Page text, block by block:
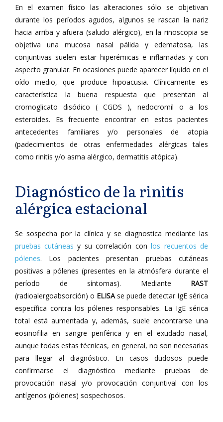
En el examen físico las alteraciones sólo se objetivan
durante los períodos agudos, algunos se rascan la nariz
hacia arriba y afuera (saludo alérgico), en la rinoscopia se
objetiva una mucosa nasal pálida y edematosa, las
conjuntivas suelen estar hiperémicas e inflamadas y con
aspecto granular. En ocasiones puede aparecer líquido en el
oído medio, que produce hipoacusia. Clínicamente es
característica la buena respuesta que presentan al
cromoglicato disódico ( CGDS ), nedocromil o a los
esteroides. Es frecuente encontrar en estos pacientes
antecedentes familiares y/o personales de atopia
(padecimientos de otras enfermedades alérgicas tales
como rinitis y/o asma alérgico, dermatitis atópica).
Diagnóstico de la rinitis
alérgica estacional
Se sospecha por la clínica y se diagnostica mediante las
pruebas cutáneas y su correlación con los recuentos de
pólenes. Los pacientes presentan pruebas cutáneas
positivas a pólenes (presentes en la atmósfera durante el
período de síntomas). Mediante RAST
(radioalergoabsorción) o ELISAse puede detectar IgE sérica
específica contra los pólenes responsables. La IgE sérica
total está aumentada y, además, suele encontrarse una
eosinofilia en sangre periférica y en el exudado nasal,
aunque todas estas técnicas, en general, no son necesarias
para llegar al diagnóstico. En casos dudosos puede
confirmarse el diagnóstico mediante pruebas de
provocación nasal y/o provocación conjuntival con los
antígenos (pólenes) sospechosos.